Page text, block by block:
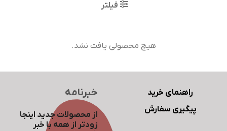
فیلتر
هیچ محصولی یافت نشد.
راهنمای خرید
پیگیری سفارش
خبرنامه
از محصولات جدید اینجا
زودتر از همه با خبر